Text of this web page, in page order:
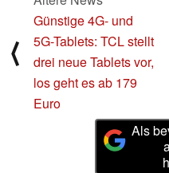
⟨
Günstige 4G- und
5G-Tablets: TCL stellt
drei neue Tablets vor,
los geht es ab 179
Euro
Als